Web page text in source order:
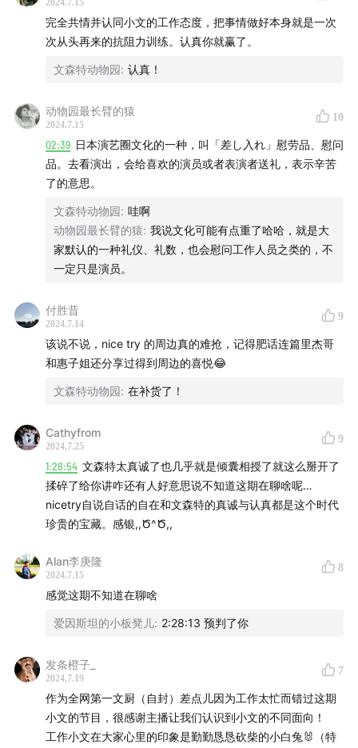
节目里提到的摄影师：
川内伦子
Ryan Mcginley
Annie Leibovitz
2024.7.15
完全共情并认同小文的工作态度，把事情做好本身就是一次
次从头再来的抗阻力训练。认真你就赢了。
文森特动物园: 认真！
动物园最长臂的猿
2024.7.15
10
02:39 日本演艺圈文化的一种，叫「差し入れ」慰劳品、慰问
品。去看演出，会给喜欢的演员或者表演者送礼，表示辛苦
了的意思。
文森特动物园: 哇啊
动物园最长臂的猿: 我说文化可能有点重了哈哈，就是大
家默认的一种礼仪、礼数，也会慰问工作人员之类的，不
一定只是演员。
付胜昔
2024.7.14
9
该说不说，nice try 的周边真的难抢，记得肥话连篇里杰哥
和惠子姐还分享过得到周边的喜悦😂
文森特动物园: 在补货了！
Cathyfrom
2024.7.25
9
1:28:54 文森特太真诚了也几乎就是倾囊相授了就这么掰开了
揉碎了给你讲咋还有人好意思说不知道这期在聊啥呢…
nicetry自说自话的自在和文森特的真诚与认真都是这个时代
珍贵的宝藏。感银,,Ծ^Ծ,,
Alan李庚隆
2024.7.15
8
感觉这期不知道在聊啥
爱因斯坦的小板凳儿: 2:28:13 预判了你
发条橙子_
2024.7.19
7
作为全网第一文厨（自封）差点儿因为工作太忙而错过这期
小文的节目，很感谢主播让我们认识到小文的不同面向！
工作小文在大家心里的印象是勤勤恳恳砍柴的小白兔🐰（特